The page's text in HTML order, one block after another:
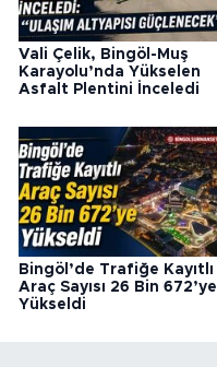
Vali Çelik, Bingöl-Muş
Karayolu’nda Yükselen
Asfalt Plentini İnceledi
Bingöl’de Trafiğe Kayıtlı
Araç Sayısı 26 Bin 672’ye
Yükseldi